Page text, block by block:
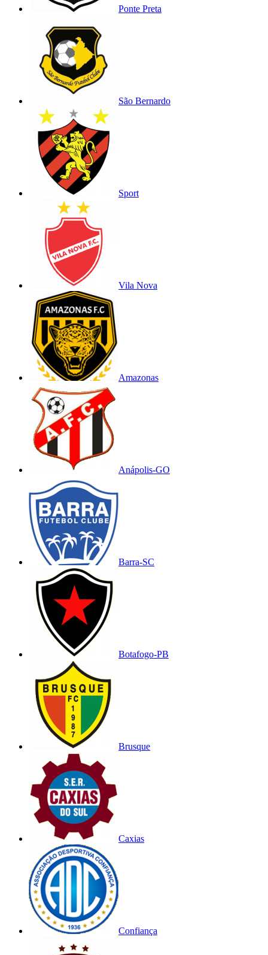
Ponte Preta
São Bernardo
Sport
Vila Nova
Amazonas
Anápolis-GO
Barra-SC
Botafogo-PB
Brusque
Caxias
Confiança